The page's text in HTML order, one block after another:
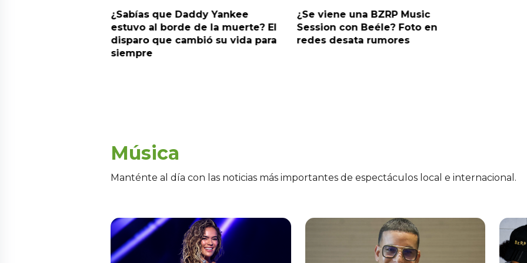
¿Sabías que Daddy Yankee
estuvo al borde de la muerte? El
disparo que cambió su vida para
siempre
¿Se viene una BZRP Music
Session con Beéle? Foto en
redes desata rumores
Música
Manténte al día con las noticias más importantes de espectáculos local e internacional.